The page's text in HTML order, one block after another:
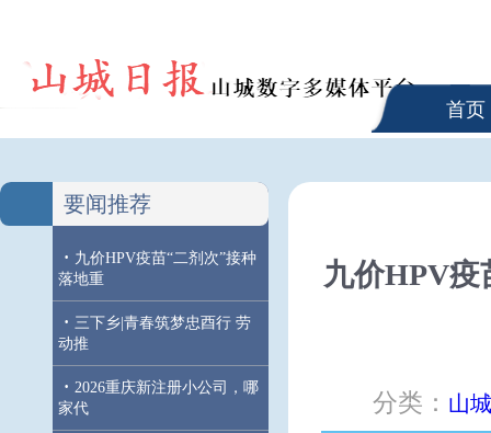
首页
要闻推荐
· 九价HPV疫苗“二剂次”接种
落地重
· 三下乡|青春筑梦忠酉行 劳
动推
· 2026重庆新注册小公司，哪
家代
九价HPV疫
分类： 山